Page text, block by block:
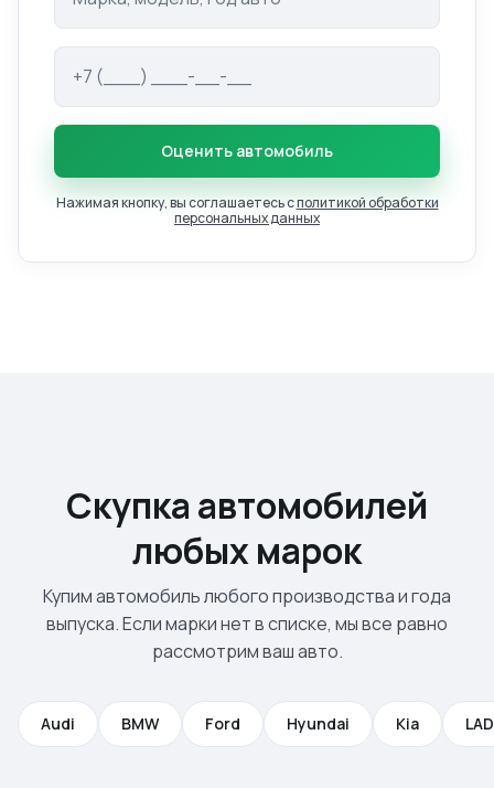
Оценить автомобиль
Нажимая кнопку, вы соглашаетесь сполитикой обработки
персональных данных
Скупка автомобилей
любых марок
Купим автомобиль любого производства и года
выпуска. Если марки нет в списке, мы все равно
рассмотрим ваш авто.
Audi BMW Ford Hyundai Kia